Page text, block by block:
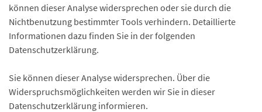
können dieser Analyse widersprechen oder sie durch die
Nichtbenutzung bestimmter Tools verhindern. Detaillierte
Informationen dazu finden Sie in der folgenden
Datenschutzerklärung.
Sie können dieser Analyse widersprechen. Über die
Widerspruchsmöglichkeiten werden wir Sie in dieser
Datenschutzerklärung informieren.